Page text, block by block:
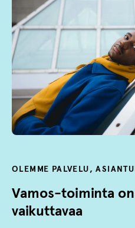
OLEMME PALVELU,
Vamos-toiminta
vaikuttavaa